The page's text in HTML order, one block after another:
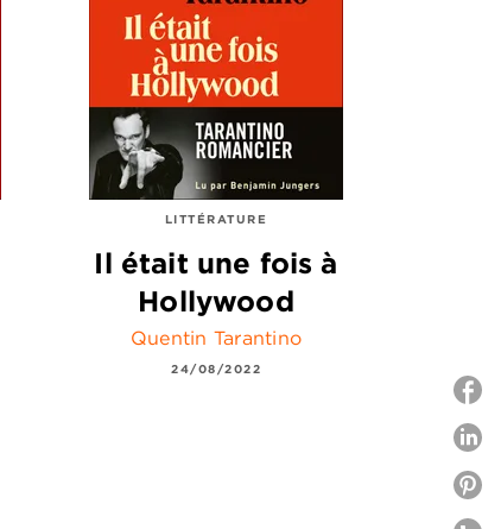
LITTÉRATURE
Il était une fois à
Hollywood
Quentin Tarantino
24/08/2022